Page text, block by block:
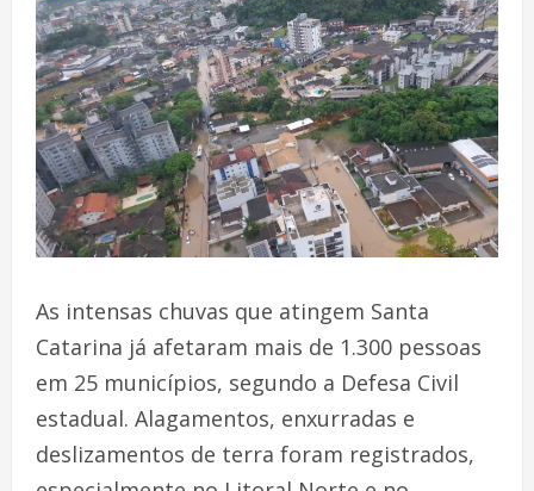
As intensas chuvas que atingem Santa
Catarina já afetaram mais de 1.300 pessoas
em 25 municípios, segundo a Defesa Civil
estadual. Alagamentos, enxurradas e
deslizamentos de terra foram registrados,